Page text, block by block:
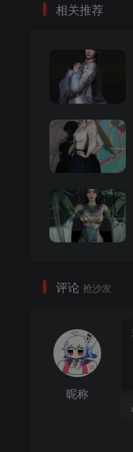
相关推荐
评论 抢沙发
昵称